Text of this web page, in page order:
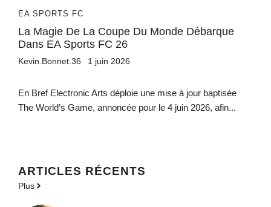
EA SPORTS FC
La Magie De La Coupe Du Monde Débarque
Dans EA Sports FC 26
Kevin.Bonnet.36 1 juin 2026
En Bref Electronic Arts déploie une mise à jour baptisée
The World’s Game, annoncée pour le 4 juin 2026, afin...
ARTICLES RÉCENTS
Plus